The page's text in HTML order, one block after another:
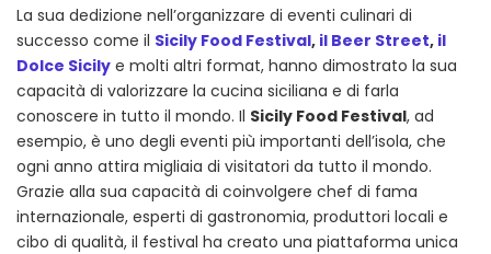
La sua dedizione nell’organizzare di eventi culinari di
successo come il Sicily Food Festival, il Beer Street, il
Dolce Sicily e molti altri format, hanno dimostrato la sua
capacità di valorizzare la cucina siciliana e di farla
conoscere in tutto il mondo. Il Sicily Food Festival, ad
esempio, è uno degli eventi più importanti dell’isola, che
ogni anno attira migliaia di visitatori da tutto il mondo.
Grazie alla sua capacità di coinvolgere chef di fama
internazionale, esperti di gastronomia, produttori locali e
cibo di qualità, il festival ha creato una piattaforma unica